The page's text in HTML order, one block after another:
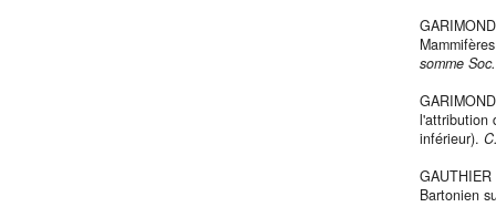
somme
l'attribution
inférieur).
Bartonien